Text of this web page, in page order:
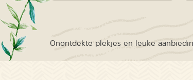
Onontdekte plekjes en leuke